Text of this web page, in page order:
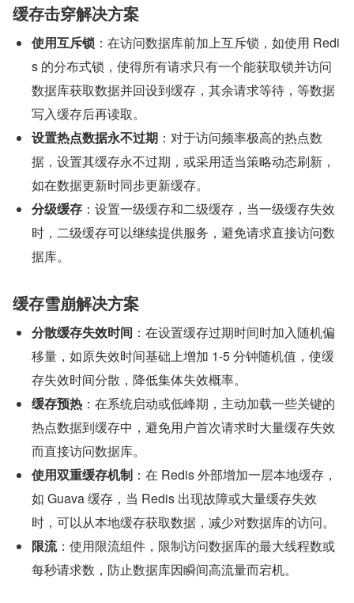
缓存击穿解决方案
使用互斥锁 ：在访问数据库前加上互斥锁，如使用 Redi
s 的分布式锁，使得所有请求只有一个能获取锁并访问
数据库获取数据并回设到缓存，其余请求等待，等数据
写入缓存后再读取。
设置热点数据永不过期 ：对于访问频率极高的热点数
据，设置其缓存永不过期，或采用适当策略动态刷新，
如在数据更新时同步更新缓存。
分级缓存 ：设置一级缓存和二级缓存，当一级缓存失效
时，二级缓存可以继续提供服务，避免请求直接访问数
据库。
缓存雪崩解决方案
分散缓存失效时间 ：在设置缓存过期时间时加入随机偏
移量，如原失效时间基础上增加 1-5 分钟随机值，使缓
存失效时间分散，降低集体失效概率。
缓存预热 ：在系统启动或低峰期，主动加载一些关键的
热点数据到缓存中，避免用户首次请求时大量缓存失效
而直接访问数据库。
使用双重缓存机制 ：在 Redis 外部增加一层本地缓存，
如 Guava 缓存，当 Redis 出现故障或大量缓存失效
时，可以从本地缓存获取数据，减少对数据库的访问。
限流：使用限流组件，限制访问数据库的最大线程数或
每秒请求数，防止数据库因瞬间高流量而宕机。